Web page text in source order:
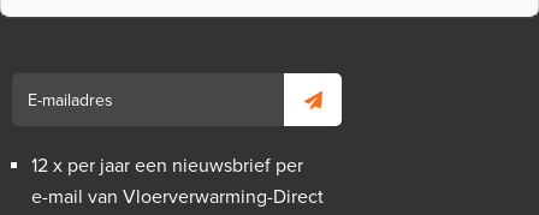
12 x per jaar een nieuwsbrief per
e-mail van Vloerverwarming-Direct